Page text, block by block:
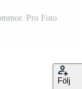
Pro Foto
Följ